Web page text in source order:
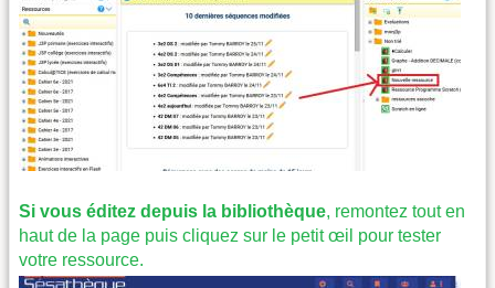
Si vous éditez depuis la bibliothèque, remontez tout en
haut de la page puis cliquez sur le petit œil pour tester
votre ressource.